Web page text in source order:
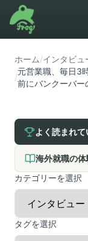
ホーム/インタビュ
/
元営業職、毎日3
前にバンクーバ
よく読まれ
海外就職の
カテゴリーを選択
タグを選択